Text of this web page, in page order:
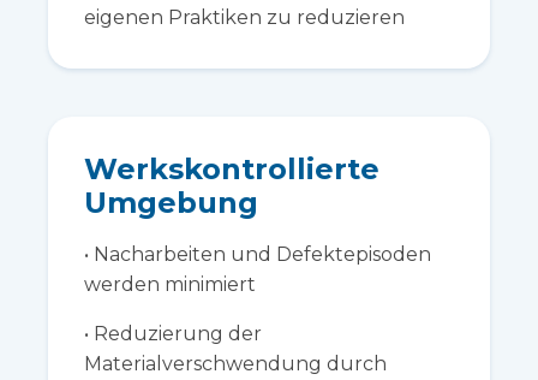
eigenen Praktiken zu reduzieren
Werkskontrollierte
Umgebung
• Nacharbeiten und Defektepisoden
werden minimiert
• Reduzierung der
Materialverschwendung durch